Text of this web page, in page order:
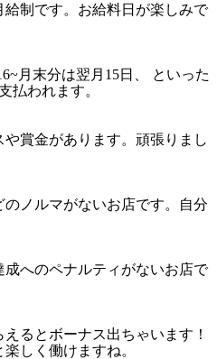
給制です。お給料日が楽しみで
月末分は翌月15日、 といった
払われます。
賞金があります。頑張りまし
ノルマがないお店です。自分
へのペナルティがないお店で
るとボーナス出ちゃいます！
しく働けますね。